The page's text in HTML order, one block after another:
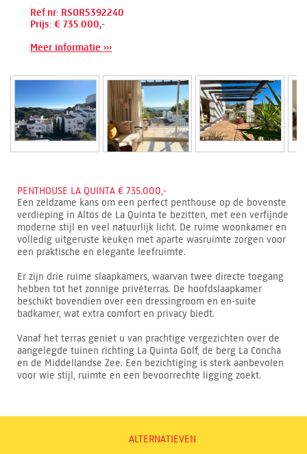
Ref.nr: RSOR5392240
Prijs: € 735.000,-
Meer informatie ›››
PENTHOUSE LA QUINTA € 735.000,-
Een zeldzame kans om een perfect penthouse op de bovenste
verdieping in Altos de La Quinta te bezitten, met een verfijnde
moderne stijl en veel natuurlijk licht. De ruime woonkamer en
volledig uitgeruste keuken met aparte wasruimte zorgen voor
een praktische en elegante leefruimte.
Er zijn drie ruime slaapkamers, waarvan twee directe toegang
hebben tot het zonnige privéterras. De hoofdslaapkamer
beschikt bovendien over een dressingroom en en-suite
badkamer, wat extra comfort en privacy biedt.
Vanaf het terras geniet u van prachtige vergezichten over de
aangelegde tuinen richting La Quinta Golf, de berg La Concha
en de Middellandse Zee. Een bezichtiging is sterk aanbevolen
voor wie stijl, ruimte en een bevoorrechte ligging zoekt.
ALTERNATIEVEN